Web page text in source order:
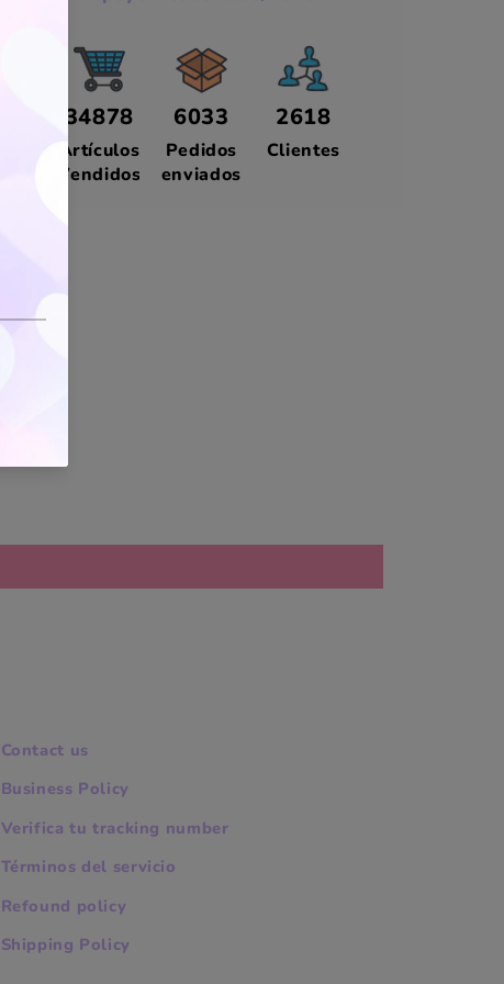
34878
Artículos
Vendidos
6033
Pedidos
enviados
2618
Clientes
Contact us
Business Policy
Verifica tu tracking number
Términos del servicio
Refound policy
Shipping Policy